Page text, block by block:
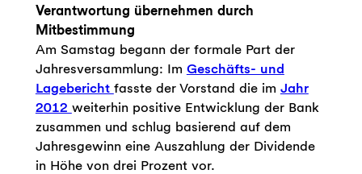
Verantwortung übernehmen durch
Mitbestimmung
Am Samstag begann der formale Part der
Jahresversammlung: Im Geschäfts- und
Lagebericht fasste der Vorstand die im Jahr
2012 weiterhin positive Entwicklung der Bank
zusammen und schlug basierend auf dem
Jahresgewinn eine Auszahlung der Dividende
in Höhe von drei Prozent vor.